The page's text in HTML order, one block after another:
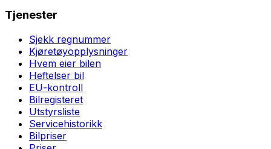
Tjenester
Sjekk regnummer
Kjøretøyopplysninger
Hvem eier bilen
Heftelser bil
EU-kontroll
Bilregisteret
Utstyrsliste
Servicehistorikk
Bilpriser